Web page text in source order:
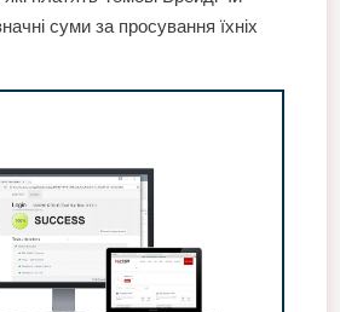
суми за просування їхніх